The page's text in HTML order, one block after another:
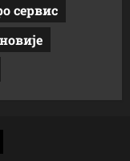
сервис